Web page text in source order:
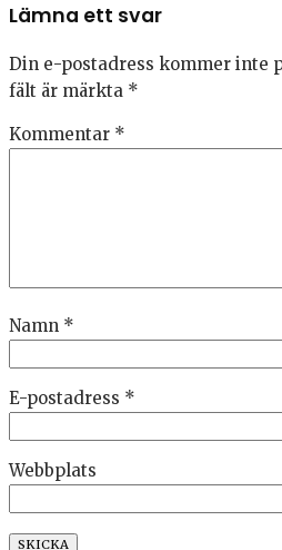
Lämna ett svar
Din e-postadress kommer inte
fält är märkta *
Kommentar *
Namn *
E-postadress *
Webbplats